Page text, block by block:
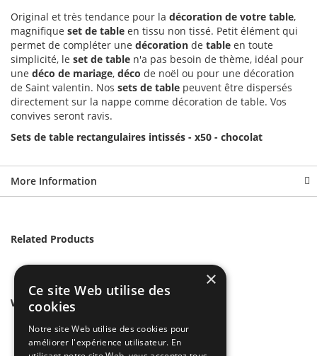
Original et très tendance pour la décoration de votre table,
magnifique set de table en tissu non tissé. Petit élément qui
permet de compléter une décoration de table en toute
simplicité, le set de table n'a pas besoin de thème, idéal pour
une déco de mariage, déco de noël ou pour une décoration
de Saint valentin. Nos sets de table peuvent être dispersés
directement sur la nappe comme décoration de table. Vos
convives seront ravis.
Sets de table rectangulaires intissés - x50 - chocolat
More Information
Related Products
We found other products you might like!
×
Ce site Web utilise des
cookies
Notre site Web utilise des cookies pour
améliorer l'expérience utilisateur. En